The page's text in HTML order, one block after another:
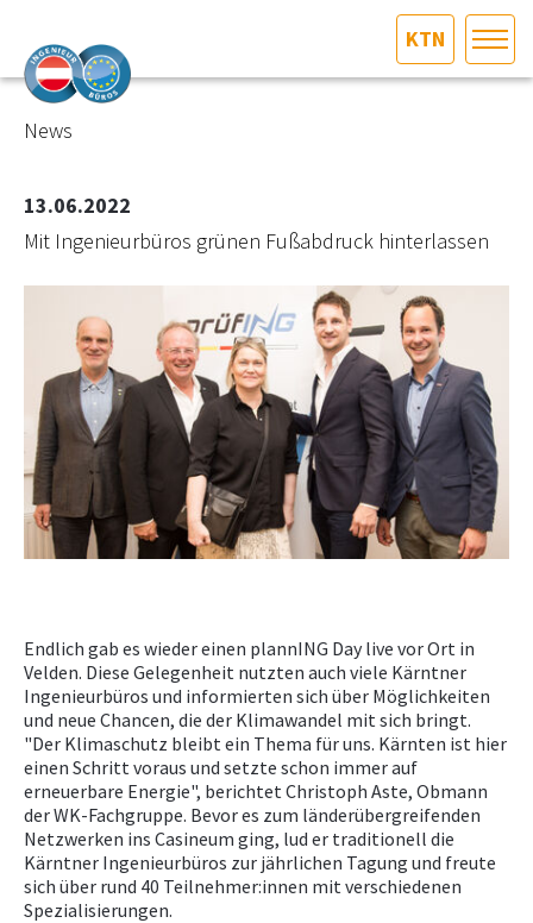
KTN
DAS INGENIEURBÜRO
INTERESSEN­VERTRETUNG
MITGLIEDER­VERZEICHNIS
SERVICE
KONTAKT
PRÜFING
BETRIEBSCHECK
PRÜFING
News
13.06.2022
Mit Ingenieurbüros grünen Fußabdruck hinterlassen
Endlich gab es wieder einen plannING Day live vor Ort in
Velden. Diese Gelegenheit nutzten auch viele Kärntner
Ingenieurbüros und informierten sich über Möglichkeiten
und neue Chancen, die der Klimawandel mit sich bringt.
"Der Klimaschutz bleibt ein Thema für uns. Kärnten ist hier
einen Schritt voraus und setzte schon immer auf
erneuerbare Energie", berichtet Christoph Aste, Obmann
der WK-Fachgruppe. Bevor es zum länderübergreifenden
Netzwerken ins Casineum ging, lud er traditionell die
Kärntner Ingenieurbüros zur jährlichen Tagung und freute
sich über rund 40 Teilnehmer:innen mit verschiedenen
Spezialisierungen.